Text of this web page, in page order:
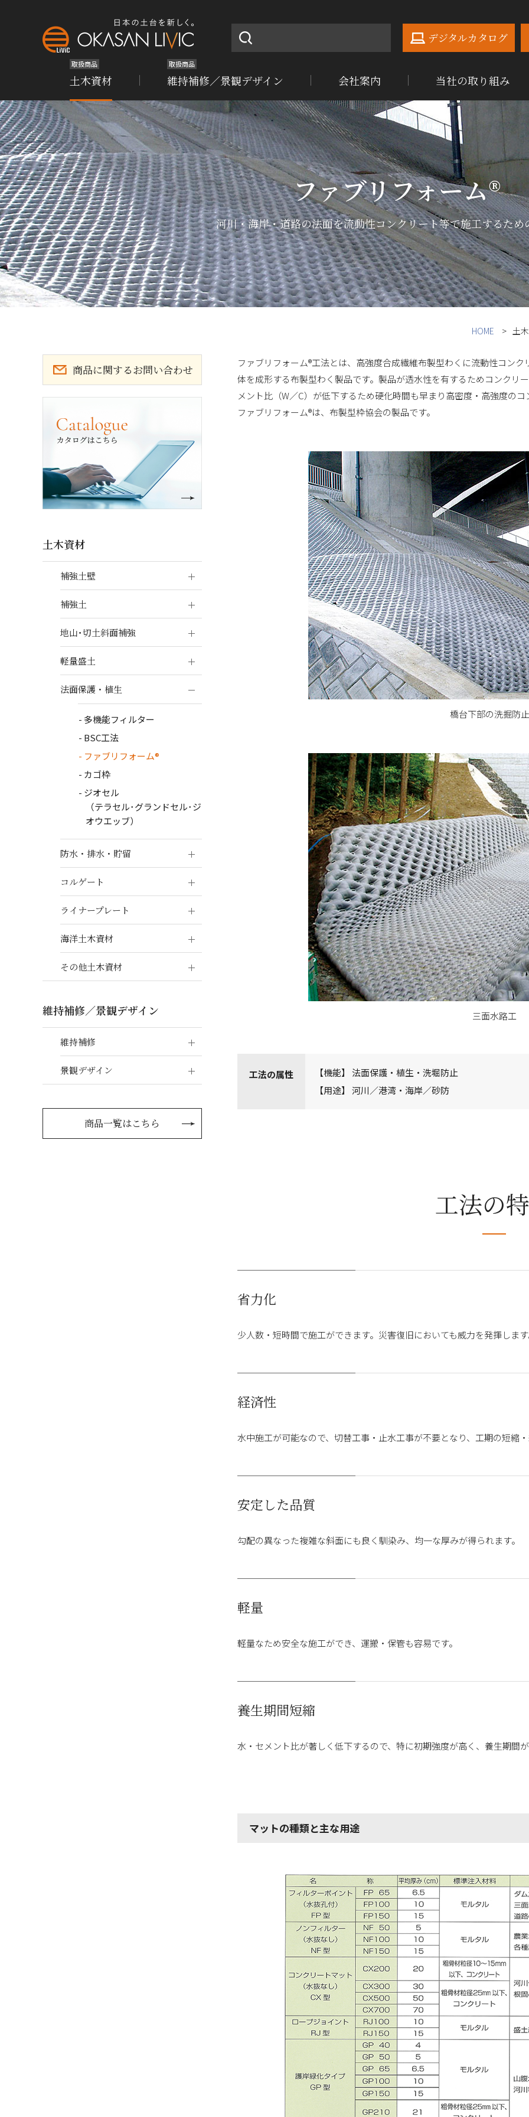
デジタルカタログ
取扱商品
土木資材
取扱商品
維持補修／景観デザイン 会社案内 当社の取り組み
ファブリフォーム®
河川・海岸・道路の法面を流動性コンクリート等で施工するため
HOME 土
商品に関するお問い合わせ
カタログ請求
土木資材
補強土壁
補強土
地山･切土斜面補強
軽量盛土
法面保護・植生
多機能フィルター
BSC工法
ファブリフォーム®
カゴ枠
ジオセル
（テラセル･グランドセル･ジ
オウエッブ）
防水・排水・貯留
コルゲート
ライナープレート
海洋土木資材
その他土木資材
維持補修／景観デザイン
維持補修
景観デザイン
商品一覧はこちら
ファブリフォーム®工法とは、高強度合成繊維布製型わくに流動性コン
体を成形する布製型わく製品です。製品が透水性を有するためコンクリ
メント比（W／C）が低下するため硬化時間も早まり高密度・高強度の
ファブリフォーム®は、布製型枠協会の製品です。
橋台下部の洗掘防
三面水路工
工法の属性
【機能】 法面保護・植生・洗堀防止
【用途】 河川／港湾・海岸／砂防
工法の
省力化
少人数・短時間で施工ができます。災害復旧においても威力を発揮しま
経済性
水中施工が可能なので、切替工事・止水工事が不要となり、工期の短縮
安定した品質
勾配の異なった複雑な斜面にも良く馴染み、均一な厚みが得られます。
軽量
軽量なため安全な施工ができ、運搬・保管も容易です。
養生期間短縮
水・セメント比が著しく低下するので、特に初期強度が高く、養生期間
マットの種類と主な用途